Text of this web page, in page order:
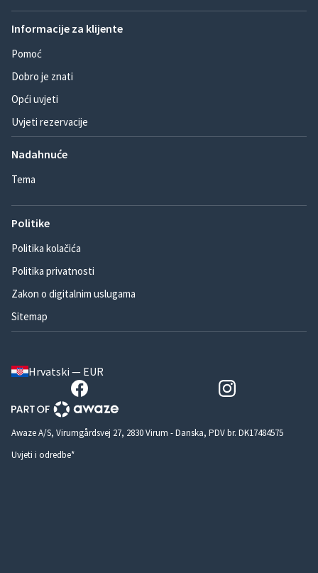
Informacije za klijente
Pomoć
Dobro je znati
Opći uvjeti
Uvjeti rezervacije
Nadahnuće
Tema
Politike
Politika kolačića
Politika privatnosti
Zakon o digitalnim uslugama
Sitemap
Hrvatski — EUR
Awaze A/S, Virumgårdsvej 27, 2830 Virum - Danska, PDV br. DK17484575
Uvjeti i odredbe*